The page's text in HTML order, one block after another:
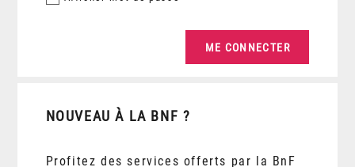
NOUVEAU À LA BNF ?
Profitez des services offerts par la BnF